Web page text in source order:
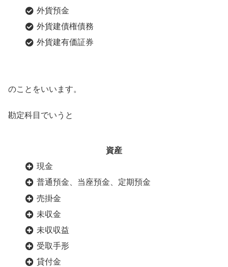
外貨預金
外貨建債権債務
外貨建有価証券
のことをいいます。
勘定科目でいうと
資産
現金
普通預金、当座預金、定期預金
売掛金
未収金
未収収益
受取手形
貸付金